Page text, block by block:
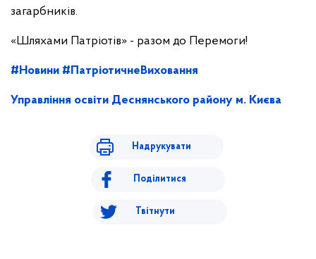
загарбників.
«Шляхами Патріотів» - разом до Перемоги!
#Новини #ПатріотичнеВиховання
Управління освіти Деснянського району м. Києва
Надрукувати
Поділитися
Твітнути